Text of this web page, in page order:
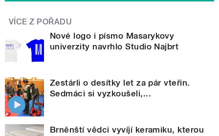
VÍCE Z POŘADU
Nové logo i písmo Masarykovy
univerzity navrhlo Studio Najbrt
Zestárli o desítky let za pár vteřin.
Sedmáci si vyzkoušeli,...
Brněnští vědci vyvíjí keramiku, kterou